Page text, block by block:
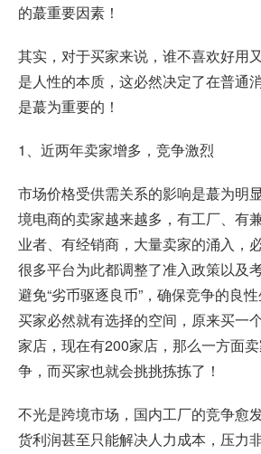
的蕞重要因素！
其实，对于买家来说，谁不喜欢好用
是人性的本质，这必然决定了在普通
是蕞为重要的！
1、近两年卖家增多，竞争激烈
市场价格受供需关系的影响是蕞为明
境电商的卖家越来越多，有工厂、有
业者、有经销商，大量卖家的涌入，
很多平台为此都调整了准入政策以及
避免“劣币驱逐良币”，确保竞争的良
买家必然就有选择的空间，原来买一
家店，现在有200家店，那么一方面
争，而买家也就会挑挑拣拣了！
不光是跨境市场，国内工厂的竞争愈
货利润甚至只能解决人力成本，压力非